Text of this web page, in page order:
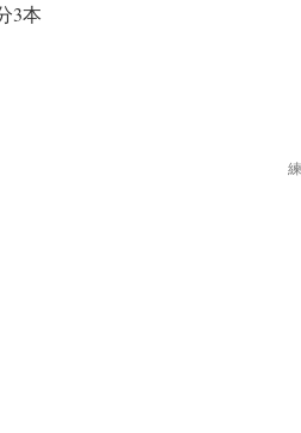
3本